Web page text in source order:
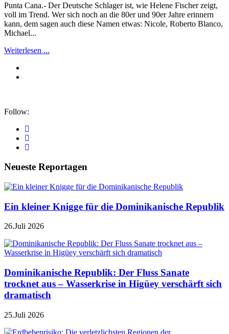
Punta Cana.- Der Deutsche Schlager ist, wie Helene Fischer zeigt,
voll im Trend. Wer sich noch an die 80er und 90er Jahre erinnern
kann, dem sagen auch diese Namen etwas: Nicole, Roberto Blanco,
Michael...
Weiterlesen ...
Follow:
Neueste Reportagen
Ein kleiner Knigge für die Dominikanische Republik
26.Juli 2026
Dominikanische Republik: Der Fluss Sanate
trocknet aus – Wasserkrise in Higüey verschärft sich
dramatisch
25.Juli 2026